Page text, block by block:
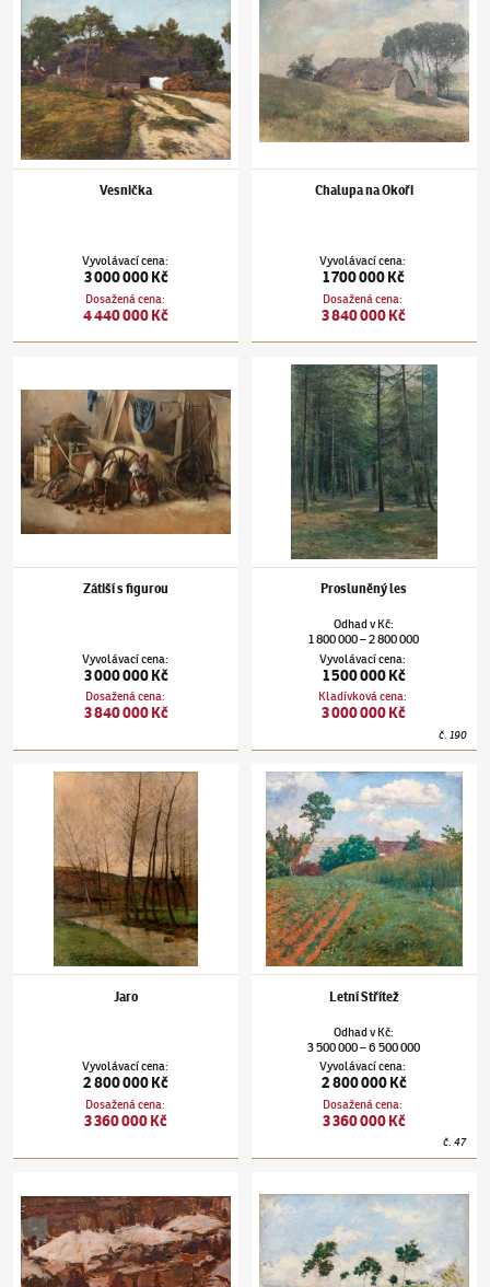
Vesnička
Vyvolávací cena:
3 000 000 Kč
Dosažená cena:
4 440 000 Kč
Chalupa na Okoři
Vyvolávací cena:
1 700 000 Kč
Dosažená cena:
3 840 000 Kč
Zátiší s figurou
Vyvolávací cena:
3 000 000 Kč
Dosažená cena:
3 840 000 Kč
Antonín Slavíček(1870–1910)Prosluněný
Prosluněný les
OdhadvKč:
1 800 000–2 800 000
Vyvolávací cena:
1 500 000 Kč
Kladívková cena:
3 000 000 Kč
č. 190
Antonín Slavíček(1870–1910)Jaro
Jaro
Vyvolávací cena:
2 800 000 Kč
Dosažená cena:
3 360 000 Kč
Antonín Slavíček(1870–1910)Letní Střítež
Letní Střítež
OdhadvKč:
3 500 000–6 500 000
Vyvolávací cena:
2 800 000 Kč
Dosažená cena:
3 360 000 Kč
č.47